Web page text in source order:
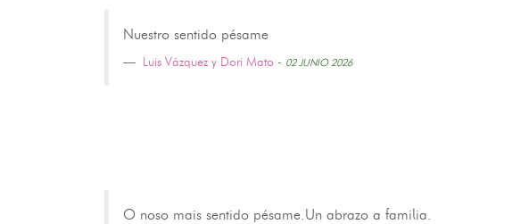
Nuestro sentido pésame
Luis Vázquez y Dori Mato - 02 JUNIO 2026
O noso mais sentido pésame.Un abrazo a familia.